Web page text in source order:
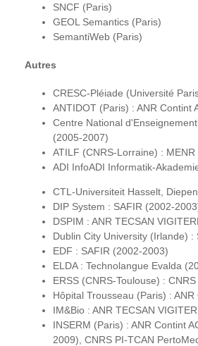
SNCF (Paris)
GEOL Semantics (Paris)
SemantiWeb (Paris)
Autres
CRESC-Pléiade (Université
ANTIDOT (Paris) : ANR Contint
Centre National
(2005-2007)
ATILF (CNRS-Lorraine) :
ADI InfoADI Informatik-
CTL-Universiteit Hasselt,
DIP System : SAFIR (2002-
DSPIM : ANR TECSAN
Dublin City University (Irlande)
EDF : SAFIR (2002-2003)
ELDA : Technolangue Evalda
ERSS (CNRS-Toulouse) :
Hôpital Trousseau (Paris) :
IM&Bio : ANR TECSAN
INSERM (Paris) : ANR Contint
2009), CNRS PI-TCAN